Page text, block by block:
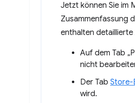
Jetzt können Sie im
Zusammenfassung
enthalten detaillierte
Auf dem Tab
nicht
Der Tab Store-
wird.